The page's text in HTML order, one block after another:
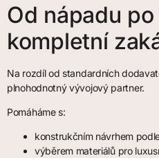
Od nápadu
kompletní
Na rozdíl od standardních
plnohodnotný vývojový partner.
Pomáháme s:
konstrukčním návrhem
výběrem materiálů pro